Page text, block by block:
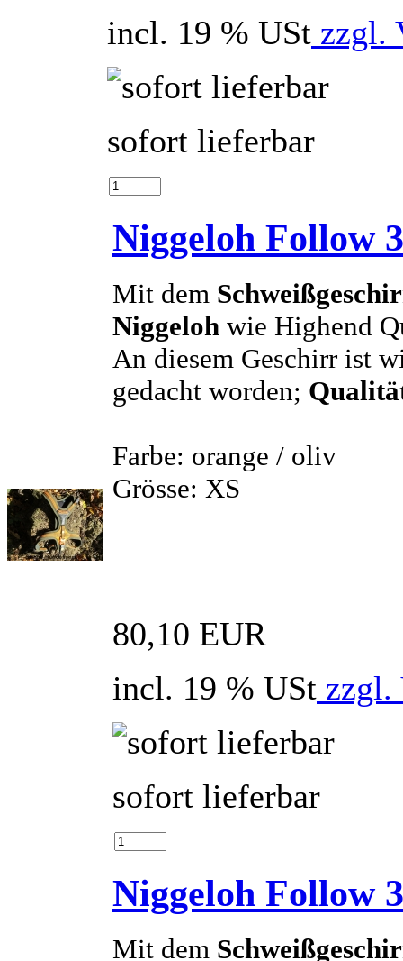
incl. 19 % USt zzgl.
sofort lieferbar
Niggeloh Follow
Mit dem
Niggeloh wie Highend
An diesem Geschirr ist
gedacht worden;
Farbe: orange / oliv
Grösse: XS
80,10 EUR
incl. 19 % USt zzgl.
sofort lieferbar
Niggeloh Follow
Mit dem